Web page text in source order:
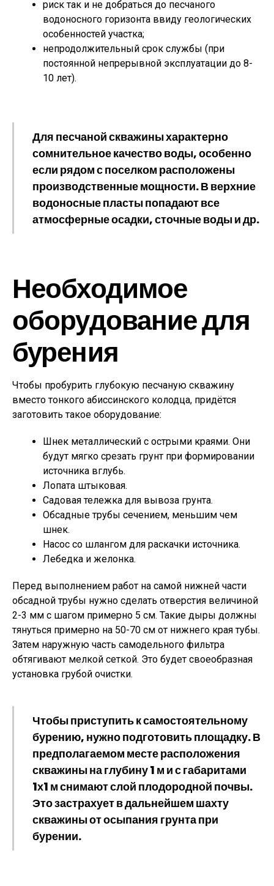
риск так и не добраться до песчаного
водоносного горизонта ввиду геологических
особенностей участка;
непродолжительный срок службы (при
постоянной непрерывной эксплуатации до 8-
10 лет).
Для песчаной скважины характерно
сомнительное качество воды, особенно
если рядом с поселком расположены
производственные мощности. В верхние
водоносные пласты попадают все
атмосферные осадки, сточные воды и др.
Необходимое
оборудование для
бурения
Чтобы пробурить глубокую песчаную скважину
вместо тонкого абиссинского колодца, придётся
заготовить такое оборудование:
Шнек металлический с острыми краями. Они
будут мягко срезать грунт при формировании
источника вглубь.
Лопата штыковая.
Садовая тележка для вывоза грунта.
Обсадные трубы сечением, меньшим чем
шнек.
Насос со шлангом для раскачки источника.
Лебедка и желонка.
Перед выполнением работ на самой нижней части
обсадной трубы нужно сделать отверстия величиной
2-3 мм с шагом примерно 5 см. Такие дыры должны
тянуться примерно на 50-70 см от нижнего края тубы.
Затем наружную часть самодельного фильтра
обтягивают мелкой сеткой. Это будет своеобразная
установка грубой очистки.
Чтобы приступить к самостоятельному
бурению, нужно подготовить площадку. В
предполагаемом месте расположения
скважины на глубину 1 м и с габаритами
1х1 м снимают слой плодородной почвы.
Это застрахует в дальнейшем шахту
скважины от осыпания грунта при
бурении.